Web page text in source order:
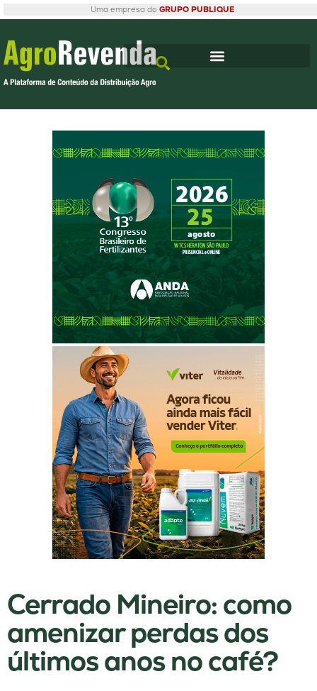
Uma empresa do GRUPO PUBLIQUE
Cerrado Mineiro: como
amenizar perdas dos
últimos anos no café?